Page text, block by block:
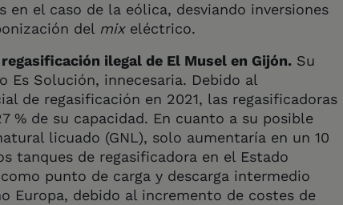
el caso de la eólica, desviando inversiones
del mixeléctrico.
ilegal de El Musel en Gijón. Su
Es Solución, innecesaria. Debido al
de regasificación en 2021, las regasificadoras
% de su capacidad. En cuanto a su posible
licuado (GNL), solo aumentaría en un 10
tanques de regasificadora en el Estado
punto de carga y descarga intermedio
Europa, debido al incremento de costes de